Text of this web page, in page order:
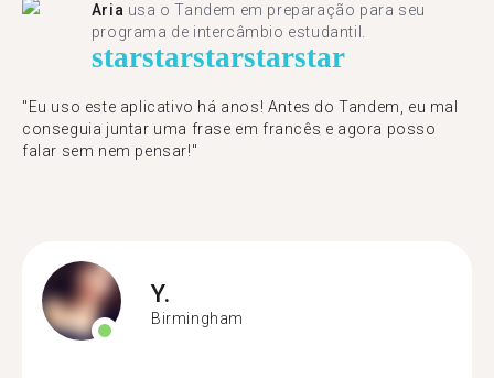
Aria usa o Tandem em preparação para seu
programa de intercâmbio estudantil.
starstarstarstarstar
"​​Eu uso este aplicativo há anos! Antes do Tandem, eu mal
conseguia juntar uma frase em francês e agora posso
falar sem nem pensar!"
Y.
Birmingham